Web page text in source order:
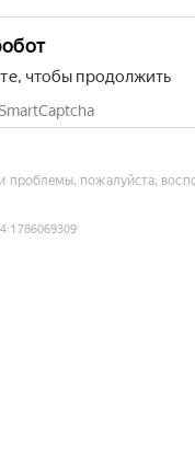
чтобы продолжить
проблемы, пожалуйста,
:1786069309